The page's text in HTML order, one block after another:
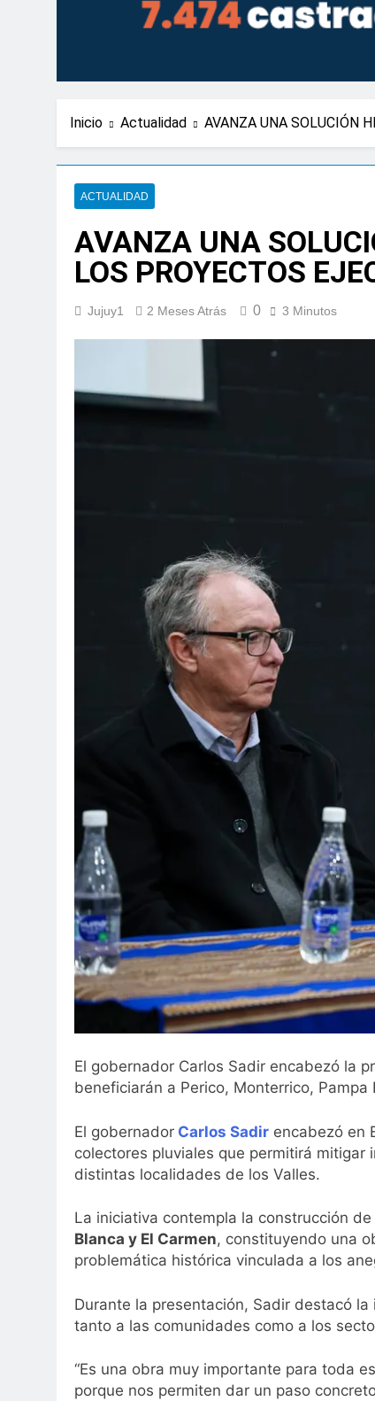
Inicio Actualidad AVANZA UNA SOLUCIÓN
ACTUALIDAD
AVANZA UNA
LOS PROYECTOS
Jujuy1 2 Meses Atrás 0 3 Minutos
El gobernador Carlos Sadir encabezó la
beneficiarán a Perico, Monterrico, Pampa
El gobernador Carlos Sadir encabezó en
colectores pluviales que permitirá
distintas localidades de los Valles.
La iniciativa contempla la construcción
Blanca y El Carmen, constituyendo una
problemática histórica vinculada a los
Durante la presentación, Sadir destacó
tanto a las comunidades como a los
“Es una obra muy importante para toda
porque nos permiten dar un paso